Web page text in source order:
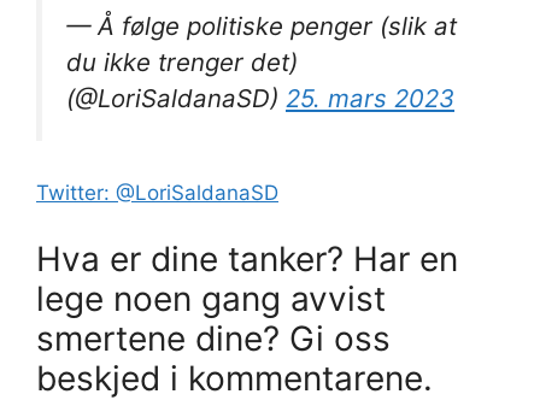
— Å følge politiske penger (slik at
du ikke trenger det)
(@LoriSaldanaSD) 25. mars 2023
Twitter: @LoriSaldanaSD
Hva er dine tanker? Har en
lege noen gang avvist
smertene dine? Gi oss
beskjed i kommentarene.